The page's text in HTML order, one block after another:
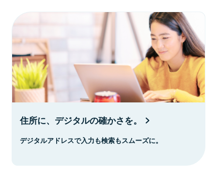
住所に、デジタルの確かさを。
デジタルアドレスで入力も検索もスムーズに。